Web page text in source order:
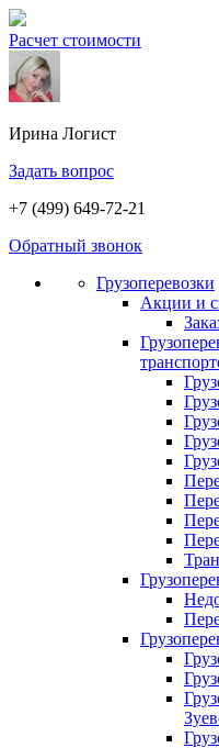
Расчет стоимости
Ирина Логист
Задать вопрос
+7 (499) 649-72-21
Обратный звонок
Грузоперевозки
Акции и